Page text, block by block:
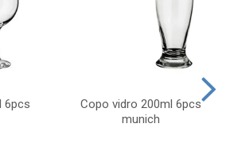
6pcs
Copo vidro 200ml 6pcs
munich